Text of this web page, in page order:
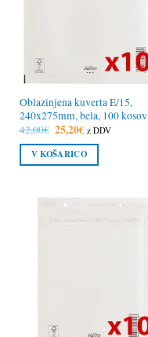
Oblazinjena kuverta E/15,
240x275mm, bela, 100 kosov
42,00€ Izvirna
cena
je
bila:
42,00€.
25,20€Trenutna
je:
25,20€.
z DDV
V KOŠARICO